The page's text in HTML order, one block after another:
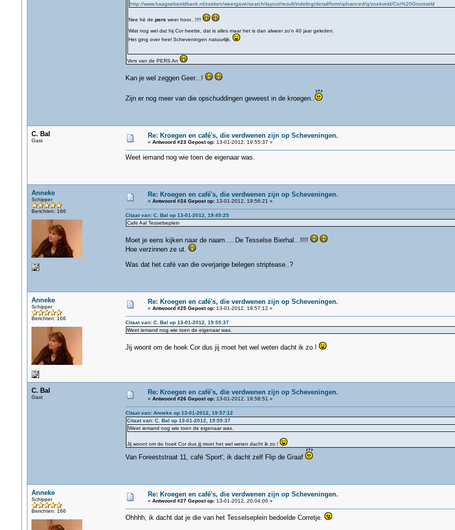
http://www.haagsebeeldbank.nl/zoeken/weergave/search/layout/result/indeling/detail/form/advanced/q/zoekveld/Cor%20Grootveld
Nee hè de pers weer hoor...!!!!
Wist nog wel dat hij Cor heette, dat is alles maar het is dan alweer zo'n 40 jaar geleden.
Het ging over heel Scheveningen natuurlijk.
Vers van de PERS An
Kan je wel zeggen Geer...!
Zijn er nog meer van die opschuddingen geweest in de kroegen..
C. Bal
Gast
Re: Kroegen en café's, die verdwenen zijn op Scheveningen.
« Antwoord #23 Gepost op:13-01-2012, 19:55:37 »
Weet iemand nog wie toen de eigenaar was.
Anneke
Schipper
Berichten: 166
Re: Kroegen en café's, die verdwenen zijn op Scheveningen.
« Antwoord #24 Gepost op:13-01-2012, 19:56:21 »
Citaat van: C. Bal op 13-01-2012, 19:45:25
Cafe Aal Tesselseplein
Moet je eens kijken naar de naam.....De Tesselse Bierhal...!!!!
Hoe verzinnen ze ut.
Was dat het café van die overjarige belegen striptease..?
Anneke
Schipper
Berichten: 166
Re: Kroegen en café's, die verdwenen zijn op Scheveningen.
« Antwoord #25 Gepost op:13-01-2012, 19:57:12 »
Citaat van: C. Bal op 13-01-2012, 19:55:37
Weet iemand nog wie toen de eigenaar was.
Jij woont om de hoek Cor dus jij moet het wel weten dacht ik zo.!
C. Bal
Gast
Re: Kroegen en café's, die verdwenen zijn op Scheveningen.
« Antwoord #26 Gepost op:13-01-2012, 19:58:51 »
Citaat van: Anneke op 13-01-2012, 19:57:12
Citaat van: C. Bal op 13-01-2012, 19:55:37
Weet iemand nog wie toen de eigenaar was.
Jij woont om de hoek Cor dus jij moet het wel weten dacht ik zo.!
Van Foreeststraat 11, café 'Sport', ik dacht zelf Flip de Graaf
Anneke
Schipper
Berichten: 166
Re: Kroegen en café's, die verdwenen zijn op Scheveningen.
« Antwoord #27 Gepost op:13-01-2012, 20:04:00 »
Ohhhh, ik dacht dat je die van het Tesselseplein bedoelde Corretje.